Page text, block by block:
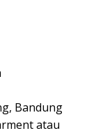
Bandung
atau